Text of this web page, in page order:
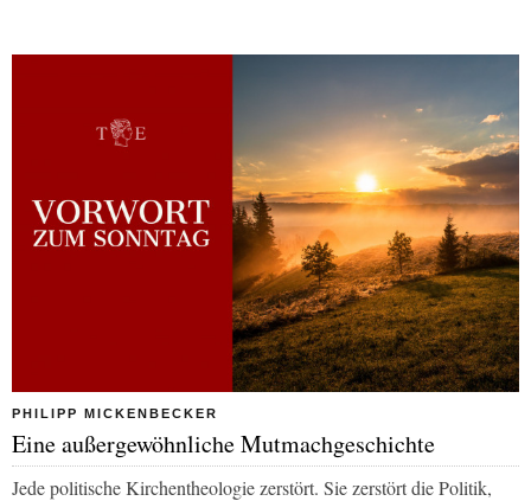
PHILIPP MICKENBECKER
Eine außergewöhnliche Mutmachgeschichte
Jede politische Kirchentheologie zerstört. Sie zerstört die Politik,